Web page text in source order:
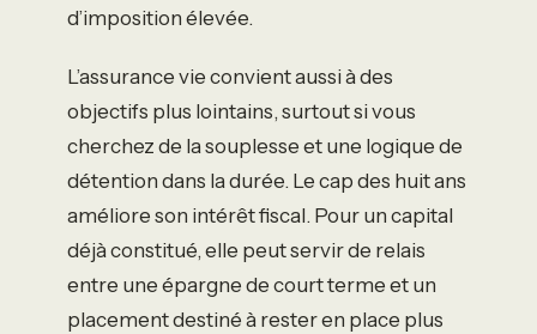
d’imposition élevée.
L’assurance vie convient aussi à des
objectifs plus lointains, surtout si vous
cherchez de la souplesse et une logique de
détention dans la durée. Le cap des huit ans
améliore son intérêt fiscal. Pour un capital
déjà constitué, elle peut servir de relais
entre une épargne de court terme et un
placement destiné à rester en place plus